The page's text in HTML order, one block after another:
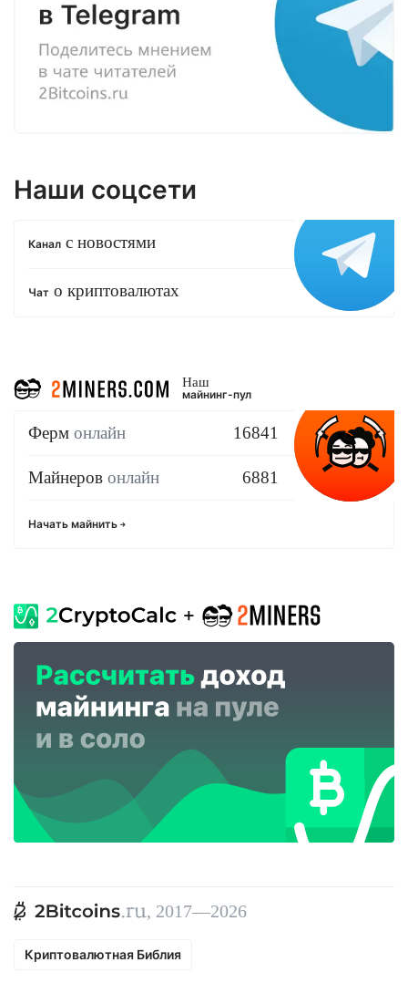
Наши соцсети
Канал с новостями
Чат о криптовалютах
Наш
майнинг-пул
Ферм онлайн 16841
Майнеров онлайн 6881
Начать майнить
, 2017—2026
Криптовалютная Библия